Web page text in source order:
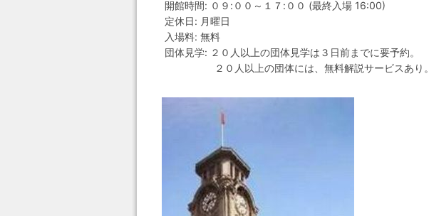
開館時間: ０９:００～１７:００ (最終入場 16:00)
定休日: 月曜日
入場料: 無料
団体見学: ２０人以上の団体見学は３日前までに要予約。
２０人以上の団体には、無料解説サービスあり。